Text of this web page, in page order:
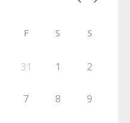
F S S
31 1 2
7 8 9